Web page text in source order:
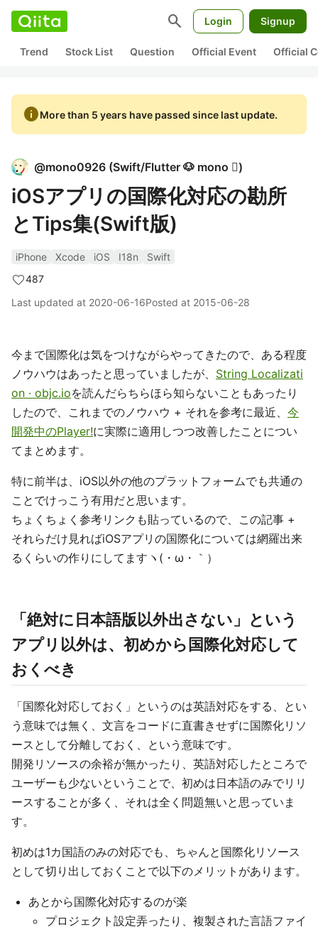
search Login Signup
Trend Stock List Question Official Event Official
infoMore than 5 years have passed since last update.
@mono0926 (Swift/Flutter 🐶 mono )
iOSアプリの国際化対応の勘所
とTips集(Swift版)
iPhone Xcode iOS I18n
Swift
487
Last updated at 2020-06-16Posted at 2015-06-28
今まで国際化は気をつけながらやってきたので、ある程度
ノウハウはあったと思っていましたが、 String Localizati
on · objc.ioを読んだらちらほら知らないこともあったり
したので、これまでのノウハウ + それを参考に最近、 今
開発中のPlayer!に実際に適用しつつ改善したことについ
てまとめます。
特に前半は、iOS以外の他のプラットフォームでも共通の
ことでけっこう有用だと思います。
ちょくちょく参考リンクも貼っているので、この記事 +
それらだけ見ればiOSアプリの国際化については網羅出来
るくらいの作りにしてますヽ(・ω・｀）
「絶対に日本語版以外出さない」という
アプリ以外は、初めから国際化対応して
おくべき
「国際化対応しておく」というのは英語対応をする、とい
う意味では無く、文言をコードに直書きせずに国際化リソ
ースとして分離しておく、という意味です。
開発リソースの余裕が無かったり、英語対応したところで
ユーザーも少ないということで、初めは日本語のみでリリ
ースすることが多く、それは全く問題無いと思っていま
す。
初めは1カ国語のみの対応でも、ちゃんと国際化リソース
として切り出しておくことで以下のメリットがあります。
あとから国際化対応するのが楽
プロジェクト設定弄ったり、複製された言語ファイ